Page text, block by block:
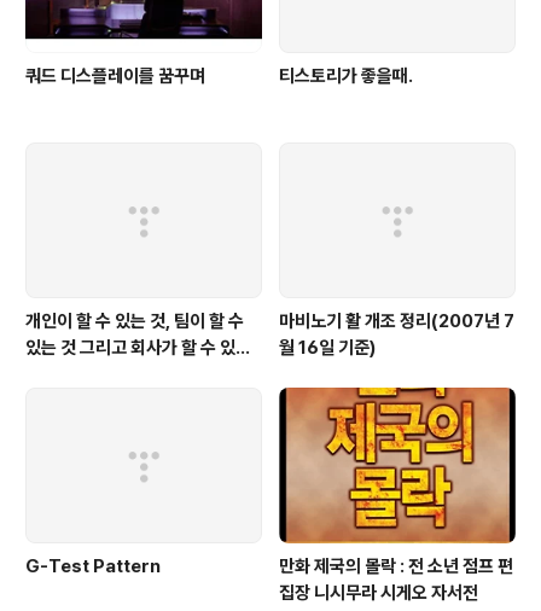
쿼드 디스플레이를 꿈꾸며 티스토리가 좋을때.
개인이 할 수 있는 것, 팀이 할 수
있는 것 그리고 회사가 할 수 있는
마비노기 활 개조 정리(2007년 7
월 16일 기준)
G-Test Pattern
만화 제국의 몰락 : 전 소년 점프 편
집장 니시무라 시게오 자서전